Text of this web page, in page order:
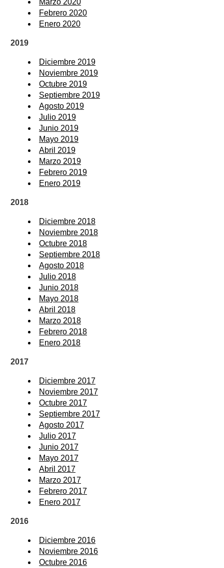
Febrero 2020
Enero 2020
2019
Diciembre 2019
Noviembre 2019
Octubre 2019
Septiembre 2019
Agosto 2019
Julio 2019
Junio 2019
Mayo 2019
Abril 2019
Marzo 2019
Febrero 2019
Enero 2019
2018
Diciembre 2018
Noviembre 2018
Octubre 2018
Septiembre 2018
Agosto 2018
Julio 2018
Junio 2018
Mayo 2018
Abril 2018
Marzo 2018
Febrero 2018
Enero 2018
2017
Diciembre 2017
Noviembre 2017
Octubre 2017
Septiembre 2017
Agosto 2017
Julio 2017
Junio 2017
Mayo 2017
Abril 2017
Marzo 2017
Febrero 2017
Enero 2017
2016
Diciembre 2016
Noviembre 2016
Octubre 2016